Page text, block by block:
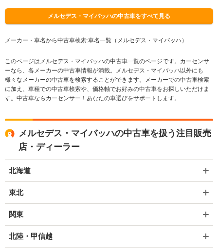
メルセデス・マイバッハの中古車をすべて見る
メーカー・車名から中古車検索:車名一覧（メルセデス・マイバッハ）
このページはメルセデス・マイバッハの中古車一覧のページです。カーセンサ
ーなら、各メーカーの中古車情報が満載。メルセデス・マイバッハ以外にも
様々なメーカーの中古車を検索することができます。メーカーでの中古車検索
に加え、車種での中古車検索や、価格軸でお好みの中古車をお探しいただけま
す。中古車ならカーセンサー！あなたの車選びをサポートします。
メルセデス・マイバッハの中古車を扱う注目販売
店・ディーラー
北海道
東北
関東
北陸・甲信越